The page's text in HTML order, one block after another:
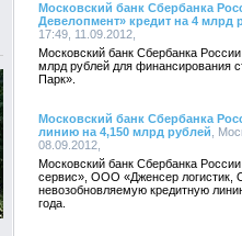
Московский банк Сбербанка
Девелопмент» кредит на 4 млрд
17:49, 11.09.2012,
Московский банк Сбербанка
млрд рублей для финансирования
Парк».
Московский банк Сбербанка
линию на 4,150 млрд рублей ,
08.09.2012,
Московский банк Сбербанка
сервис», ООО «Дженсер
невозобновляемую кредитную
года.